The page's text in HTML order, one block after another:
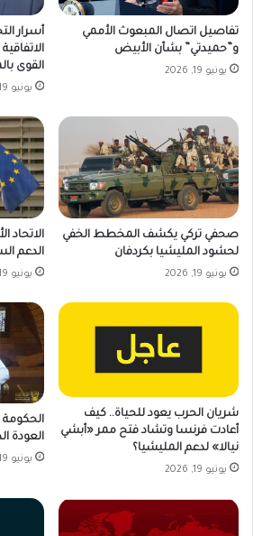
تفاصيل اتصال المبعوث الأممي
و”حميدتي” بشأن الأبيض
يونيو 19, 2026
أسرار
القوى
يونيو 19, 2026
صحفي تركي يكشف المخطط الخفي
لحشود المليشيا بكردفان
يونيو 19, 2026
الاتحاد
الدعم
يونيو 19, 2026
شريان الحرب يعود للحياة.. كيف
أعادت فرنسا وتشاد فتح ممر «أبشي
نيالا» لدعم المليشيا؟
يونيو 19, 2026
الحكومة
العودة
يونيو 19, 2026